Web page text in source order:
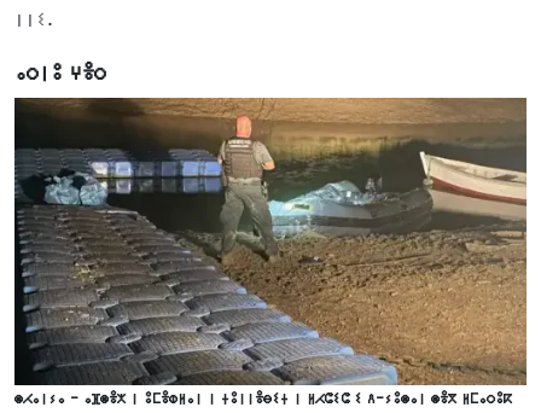
ⵏⵏⵉ.
ⴰⵔⵏⵓ ⵖⴻⵔ
ⵙⵃⴰⵏⵢⴰ - ⴰⴼⵙⴻⵅ ⵏ ⵓⵎⴻⵀⵍⴰⵏ ⵏ ⵜⵓⵏⵏⴻⴱⵉⵜ ⵏ ⵍⵃⵛⵉⵛ ⵉ ⴷ-ⵢⵓⵙⴰⵏ ⵙⴻⴳ ⵍⵎⴰⵔⵓⴽ